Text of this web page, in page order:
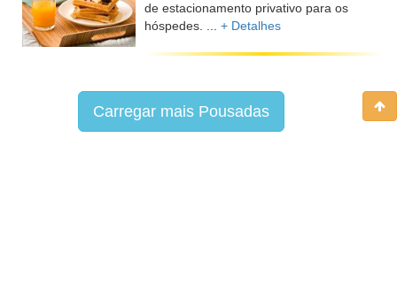
de estacionamento privativo para os
hóspedes. ... + Detalhes
Carregar mais Pousadas